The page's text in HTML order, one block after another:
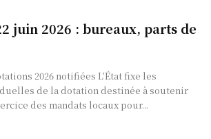
juin 2026 : bureaux, parts de
2026 notifiées L’État fixe les
de la dotation destinée à soutenir
des mandats locaux pour...